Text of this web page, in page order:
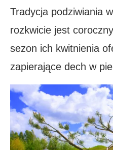
Tradycja podziwiania
rozkwicie jest
sezon ich kwitnienia
zapierające dech w